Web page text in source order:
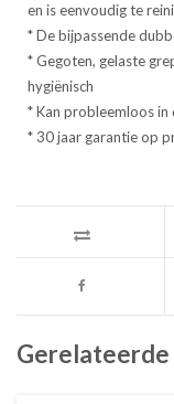
en is eenvoudig te
* De bijpassende
* Gegoten, gelaste
hygiënisch
* Kan probleemloos in
* 30 jaar garantie op